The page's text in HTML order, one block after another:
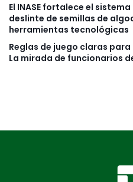
El INASE fortalece el
deslinte de semillas de
herramientas tecnológicas
Reglas de juego claras
La mirada de funcionarios